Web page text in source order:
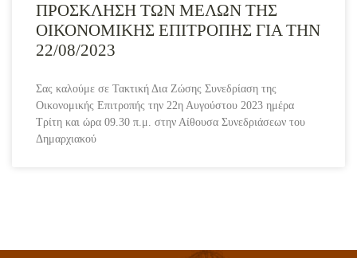
ΠΡΟΣΚΛΗΣΗ ΤΩΝ ΜΕΛΩΝ ΤΗΣ
ΟΙΚΟΝΟΜΙΚΗΣ ΕΠΙΤΡΟΠΗΣ ΓΙΑ ΤΗΝ
22/08/2023
Σας καλούμε σε Τακτική Δια Ζώσης Συνεδρίαση της
Οικονομικής Επιτροπής την 22η Αυγούστου 2023 ημέρα
Τρίτη και ώρα 09.30 π.μ. στην Αίθουσα Συνεδριάσεων του
Δημαρχιακού